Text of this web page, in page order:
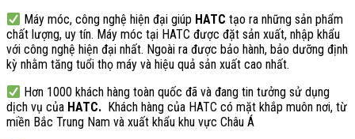
Máy móc, công nghệ hiện đại giúp HATC tạo ra những sản phẩm
chất lượng, uy tín. Máy móc tại HATC được đặt sản xuất, nhập khẩu
với công nghệ hiện đại nhất. Ngoài ra được bảo hành, bảo dưỡng định
kỳ nhằm tăng tuổi thọ máy và hiệu quả sản xuất cao nhất.
Hơn 1000 khách hàng toàn quốc đã và đang tin tưởng sử dụng
dịch vụ của HATC. Khách hàng của HATC có mặt khắp muôn nơi, từ
miền Bắc Trung Nam và xuất khẩu khu vực Châu Á